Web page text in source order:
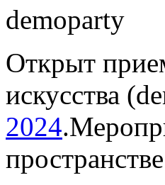
Открыт
искусства
2024
пространстве